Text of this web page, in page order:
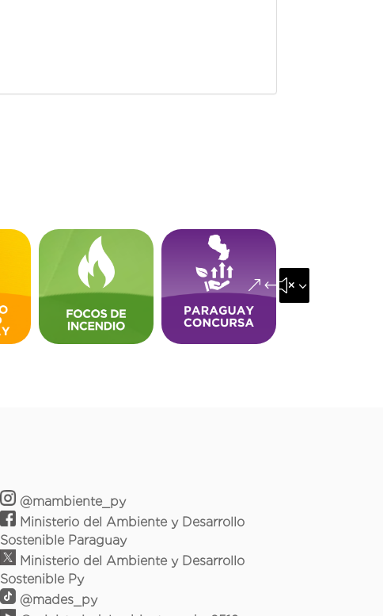
&#x35;
@mambiente_py
Ministerio del Ambiente y Desarrollo
Sostenible Paraguay
Ministerio del Ambiente y Desarrollo
Sostenible Py
@mades_py